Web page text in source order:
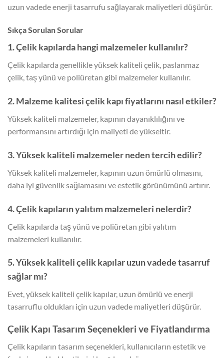
uzun vadede enerji tasarrufu sağlayarak maliyetleri düşürür.
Sıkça Sorulan Sorular
1. Çelik kapılarda hangi malzemeler kullanılır?
Çelik kapılarda genellikle yüksek kaliteli çelik, paslanmaz
çelik, taş yünü ve poliüretan gibi malzemeler kullanılır.
2. Malzeme kalitesi çelik kapı fiyatlarını nasıl etkiler?
Yüksek kaliteli malzemeler, kapının dayanıklılığını ve
performansını artırdığı için maliyeti de yükseltir.
3. Yüksek kaliteli malzemeler neden tercih edilir?
Yüksek kaliteli malzemeler, kapının uzun ömürlü olmasını,
daha iyi güvenlik sağlamasını ve estetik görünümünü artırır.
4. Çelik kapıların yalıtım malzemeleri nelerdir?
Çelik kapılarda taş yünü ve poliüretan gibi yalıtım
malzemeleri kullanılır.
5. Yüksek kaliteli çelik kapılar uzun vadede tasarruf
sağlar mı?
Evet, yüksek kaliteli çelik kapılar, uzun ömürlü ve enerji
tasarruflu oldukları için uzun vadede maliyetleri düşürür.
Çelik Kapı Tasarım Seçenekleri ve Fiyatlandırma
Çelik kapıların tasarım seçenekleri, kullanıcıların estetik ve